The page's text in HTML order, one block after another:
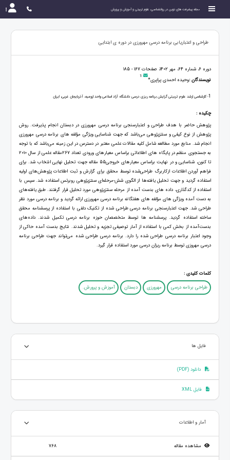
مجله پیشرفت های نوین در روانشناسی، علوم تربیتی و آموزش و پرورش
طراحی و اعتباریابی برنامه درسی مهرورزی در دوره ی ابتدایی
دوره 6، شماره 64، مهر 1402، صفحات 167 - 185
نویسندگان :وحیده احمدی پراپری* 1
1- کارشناسی ارشد علوم تربیتی گرایش برنامه ریزی درسی دانشگاه آزاد اسلامی واحد ارومیه، آذربایجان غربی، ایران
چکیده :
پژوهش حاضر با هدف طراحی و اعتبارسنجی برنامه ‌درسی مهرورزی در دبستان انجام پذیرفت. روش
پژوهش از نوع کیفی و سنتزپژوهی می‌باشد که جهت شناسایی ویژگی مؤلفه ‌های برنامه درسی مهرورزی
انجام شد. منابع مورد مطالعه شامل کلیه مقالات علمی معتبر در دسترس در این زمینه می‌باشد که با توجه
به جستجوی منظم در پایگاه ‌های اطلاعاتی براساس معیارهای ورودی تعداد 267مقاله علمی از سال 2010
تا کنون، شناسایی و در نهایت براساس معیارهای خروجی55 مقاله جهت تحلیل نهایی انتخاب شد. برای
فراهم آوردن اطلاعات ازکاربرگ طراحی‌شده توسط محقق برای گزارش و ثبت اطلاعات پژوهش‌های اولیه
استفاده‌ گردید و جهت تحلیل‌ یافته‌ها از الگوی شش-مرحله‌ای سنتزپژوهی‌ روبرتس استفاده ‌شد. سپس با
استفاده از کدگذاری، داده ‌های بدست‌ آمده از مرحله سنتزپژوهی مورد تحلیل قرار گرفتند. طبق یافته‌های
به دست‌ آمده ویژگی‌ های مؤلفه‌ های هفتگانه برنامه‌ درسی مهرورزی ارائه گردید و برنامه ‌درسی مورد نظر
طراحی شد. جهت اعتبارسنجی برنامه ‌درسی طراحی شده از تکنیک دلفی با استفاده از پرسشنامه محقق
ساخته استفاده گردید. پرسشنامه ‌ها توسط متخصصان حوزه برنامه درسی تکمیل شدند. داده‌های
بدست‌آمده از بخش کمی با استفاده از آمار توصیفی تجزیه و تحلیل شدند. نتایج بدست آمده حاکی از
وجود اعتبار برنامه ‌درسی طراحی شده را دارد. برنامه ‌درسی طراحی شده می‌تواند جهت طراحی برنامه
‌درسی مهروزی توسط برنامه ریزان درسی مورد استفاده قرار گیرد.
کلمات کلیدی :
طراحی برنامه درسی
مهرورزی دبستان آموزش و پرورش.
فایل ها
دانلود (PDF)
فایل XML
آمار و اطلاعات
مشاهده مقاله 768